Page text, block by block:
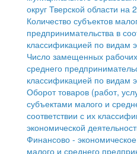
Образование
Здравоохранение
Социальная защита
Фотоальбом
Работа с обращениями
Муниципальный контроль
Муниципальные услуги
Проекты
Антимонопольный
Противодействие коррупции
Имущественная поддержка
среднего
Информационная
среднего
Муниципальные программы
Контрольно-счетная палата
округ Тверской области на
Количество субъектов
предпринимательства в
классификацией по видам
Число замещенных
среднего
классификацией по видам
Оборот товаров (работ,
субъектами малого и
соответствии с их
экономической
Финансово -
малого и среднего